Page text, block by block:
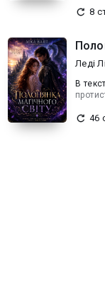
8
Леді
В
46